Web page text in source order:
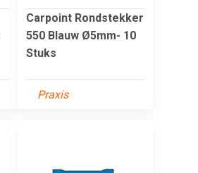
Carpoint Rondstekker
550 Blauw Ø5mm- 10
Stuks
Praxis